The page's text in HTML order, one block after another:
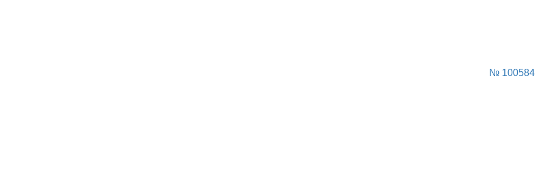
№ 100584